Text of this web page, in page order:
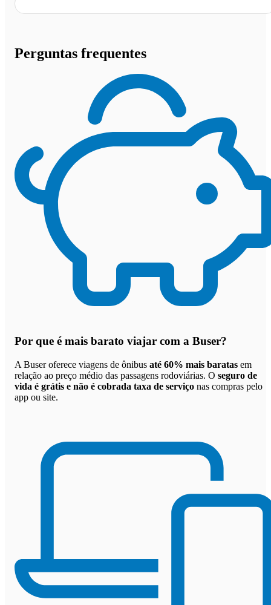
Perguntas frequentes
Por que é mais barato viajar com a Buser?
A Buser oferece viagens de ônibus até 60% mais baratas em
relação ao preço médio das passagens rodoviárias. O seguro de
vida é grátis e não é cobrada taxa de serviço nas compras pelo
app ou site.